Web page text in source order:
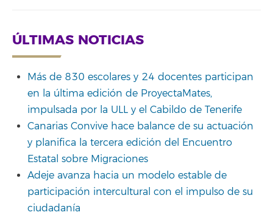
ÚLTIMAS NOTICIAS
Más de 830 escolares y 24 docentes participan
en la última edición de ProyectaMates,
impulsada por la ULL y el Cabildo de Tenerife
Canarias Convive hace balance de su actuación
y planifica la tercera edición del Encuentro
Estatal sobre Migraciones
Adeje avanza hacia un modelo estable de
participación intercultural con el impulso de su
ciudadanía